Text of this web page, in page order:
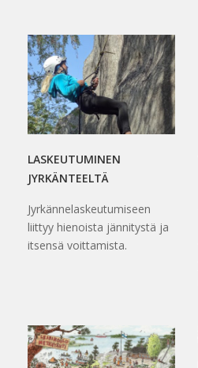
LASKEUTUMINEN
JYRKÄNTEELTÄ
Jyrkännelaskeutumiseen
liittyy hienoista jännitystä ja
itsensä voittamista.